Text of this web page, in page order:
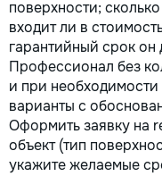
поверхности;
входит ли в
гарантийный срок он
Профессионал без
и при
варианты с
Оформить заявку на
объект (тип
укажите желаемые